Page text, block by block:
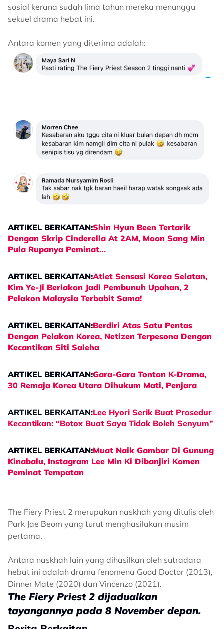
sosial kerana sudah lima tahun mereka menunggu
sekuel drama hebat ini.
Antara komen yang diterima adalah:
ARTIKEL BERKAITAN:Shin Hyun Been Tertarik
Dengan Skrip Cinderella At 2AM, Moon Sang Min
Pula Rupanya Peminat…
ARTIKEL BERKAITAN:Atlet Sensasi Korea Selatan,
Kim Ye-Ji Berlakon Jadi Pembunuh Upahan, 2
Pelakon Malaysia Terbabit Sama!
ARTIKEL BERKAITAN:Berdiri Atas Satu Pentas
Dengan Pelakon Korea, Netizen Terpesona Dengan
Kecantikan Siti Saleha
ARTIKEL BERKAITAN:Gara-Gara Tonton K-Drama,
30 Remaja Korea Utara Dihukum Mati, Penjara
ARTIKEL BERKAITAN:Lee Hyori Serik Buat Prosedur
Kecantikan: “Botox Buat Saya Tidak Boleh Senyum”
ARTIKEL BERKAITAN:Muat Naik Gambar Di Gunung
Kinabalu, Instagram Lee Min Ki Dibanjiri Komen
Peminat Tempatan
The Fiery Priest 2 merupakan naskhah yang ditulis oleh
Park Jae Beom yang turut menghasilakan musim
pertama.
Antara naskhah lain yang dihasilkan oleh sutradara
hebat ini adalah drama fenomena Good Doctor (2013),
Dinner Mate (2020) dan Vincenzo (2021).
The Fiery Priest 2 dijadualkan
tayangannya pada 8 November depan.